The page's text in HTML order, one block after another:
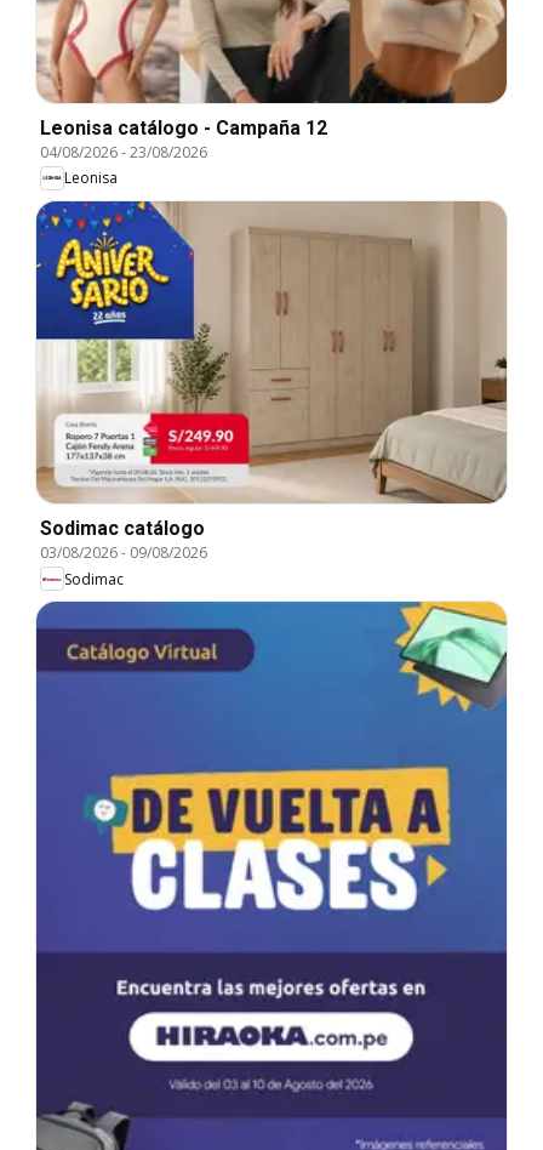
Leonisa catálogo - Campaña 12
04/08/2026-23/08/2026
Leonisa
Sodimac catálogo
03/08/2026- 09/08/2026
Sodimac